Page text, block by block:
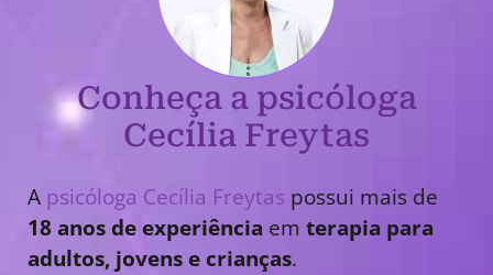
Conheça a psicóloga
Cecília Freytas
A psicóloga Cecília Freytas possui mais de
18 anos de experiência em terapia para
adultos, jovens e crianças.